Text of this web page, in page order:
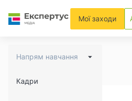
Мої заходи
Напрям навчання
Кадри